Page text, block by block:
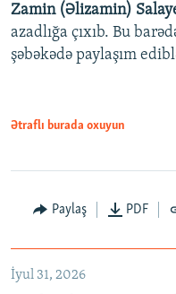
Zamin (Əlizamin)
azadlığa çıxıb. Bu
şəbəkədə paylaşım
Ətraflı burada oxuyun
Paylaş PDF
İyul 31, 2026